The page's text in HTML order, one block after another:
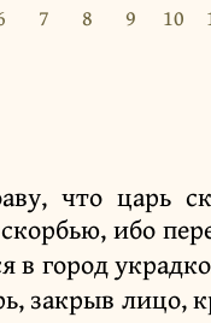
7 8 9 10
что царь
ибо
в город
закрыв лицо,